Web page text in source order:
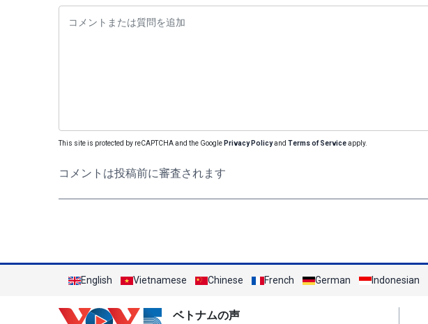
This site is protected by reCAPTCHA and the Google Privacy Policyand Terms of Serviceapply.
コメントは投稿前に審査されます
English Vietnamese Chinese French German Indonesian
ベトナムの声